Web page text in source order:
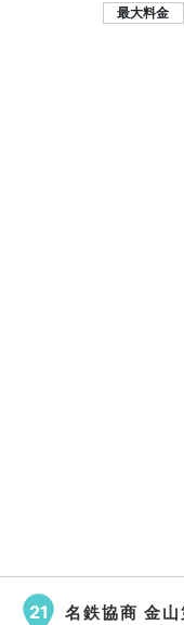
最大料金
21 名鉄協商 金山